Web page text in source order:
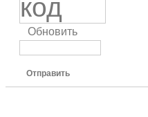
Обновить
Отправить